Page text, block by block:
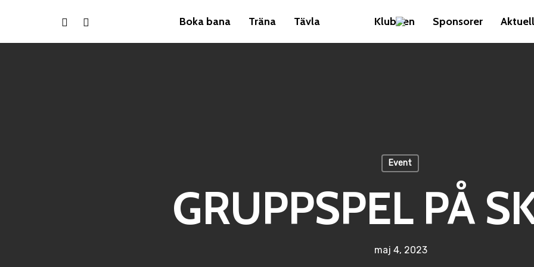
Boka bana Träna Tävla Klubben Sponsorer
Event
GRUPPSPEL PÅ
maj 4, 2023